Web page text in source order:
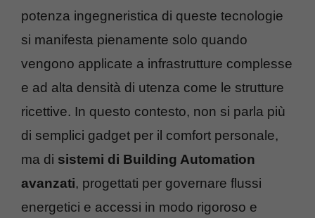
potenza ingegneristica di queste tecnologie
si manifesta pienamente solo quando
vengono applicate a infrastrutture complesse
e ad alta densità di utenza come le strutture
ricettive. In questo contesto, non si parla più
di semplici gadget per il comfort personale,
ma di sistemi di Building Automation
avanzati, progettati per governare flussi
energetici e accessi in modo rigoroso e